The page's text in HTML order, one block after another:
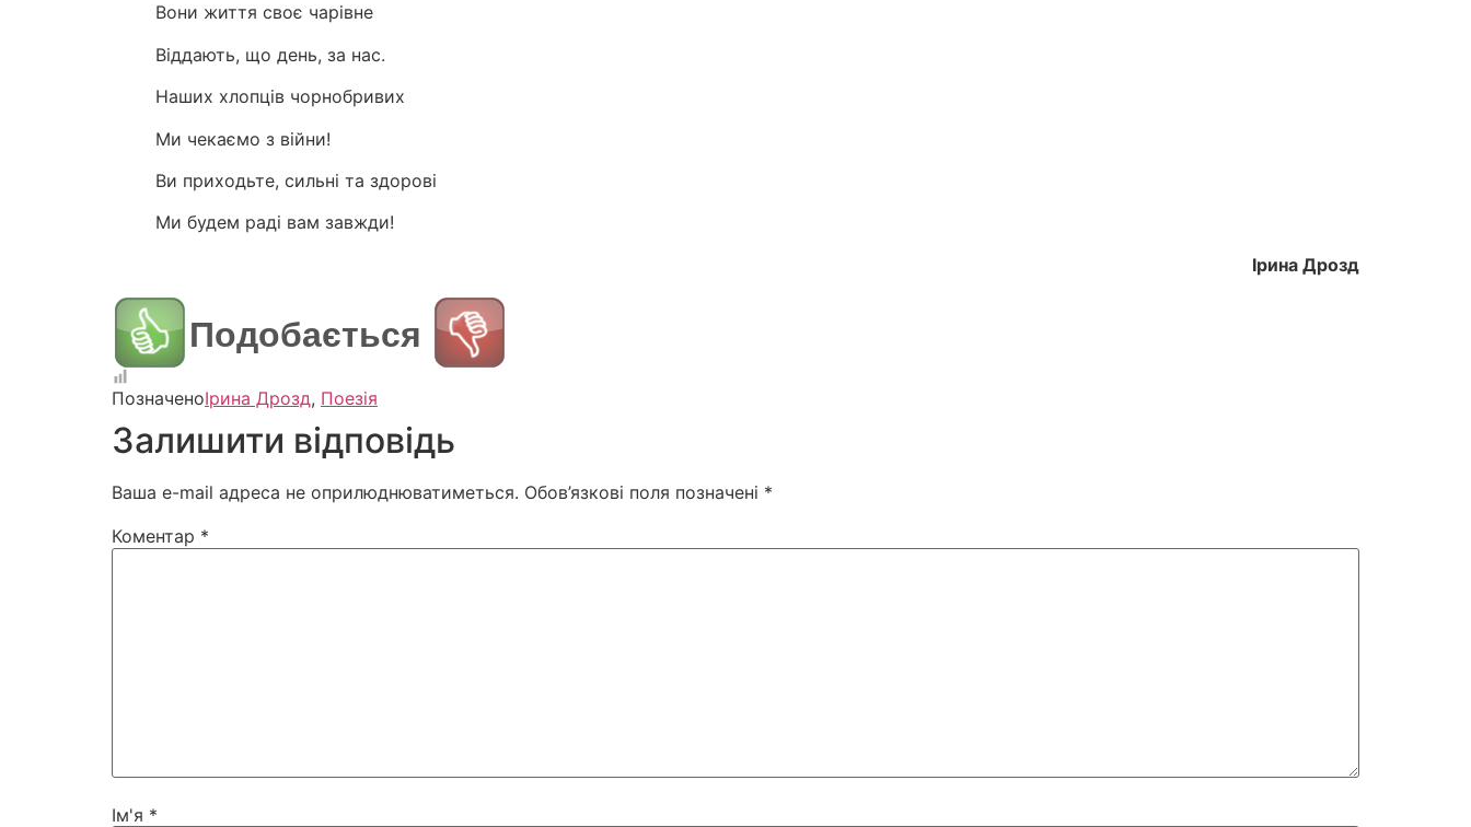
Вони життя своє чарівне
Віддають, що день, за нас.
Наших хлопців чорнобривих
Ми чекаємо з війни!
Ви приходьте, сильні та здорові
Ми будем раді вам завжди!
Ірина Дрозд
Подобається
ПозначеноІрина Дрозд, Поезія
Залишити відповідь
Ваша e-mail адреса не оприлюднюватиметься. Обов’язкові поля позначені *
Коментар *
Ім'я *